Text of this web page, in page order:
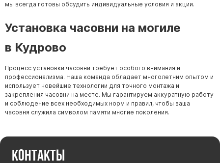
мы всегда готовы обсудить индивидуальные условия и акции.
Установка часовни на могиле
в Кудрово
Процесс установки часовни требует особого внимания и
профессионализма. Наша команда обладает многолетним опытом и
использует новейшие технологии для точного монтажа и
закрепления часовни на месте. Мы гарантируем аккуратную работу
и соблюдение всех необходимых норм и правил, чтобы ваша
часовня служила символом памяти многие поколения.
Контакты